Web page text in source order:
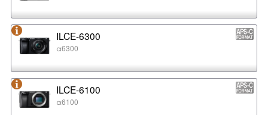
ILCE-6300
α6300
ILCE-6100
α6100